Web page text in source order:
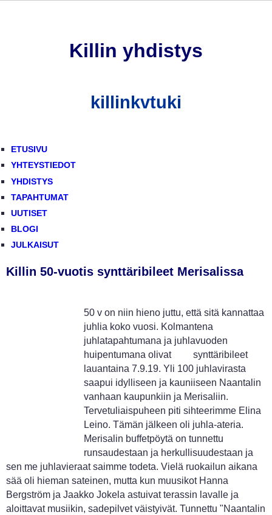
Killin yhdistys
killinkvtuki
ETUSIVU
YHTEYSTIEDOT
YHDISTYS
TAPAHTUMAT
UUTISET
BLOGI
JULKAISUT
Killin 50-vuotis synttäribileet Merisalissa
50 v on niin hieno juttu, että sitä kannattaa
juhlia koko vuosi. Kolmantena
juhlatapahtumana ja juhlavuoden
huipentumana olivat synttäribileet
lauantaina 7.9.19. Yli 100 juhlavirasta
saapui idylliseen ja kauniiseen Naantalin
vanhaan kaupunkiin ja Merisaliin.
Tervetuliaispuheen piti sihteerimme Elina
Leino. Tämän jälkeen oli juhla-ateria.
Merisalin buffetpöytä on tunnettu
runsaudestaan ja herkullisuudestaan ja
sen me juhlavieraat saimme todeta. Vielä ruokailun aikana
sää oli hieman sateinen, mutta kun muusikot Hanna
Bergström ja Jaakko Jokela astuivat terassin lavalle ja
aloittavat musiikin, sadepilvet väistyivät. Tunnettu "Naantalin